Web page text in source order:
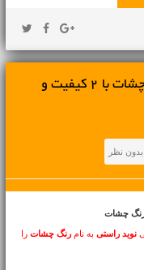
دانلود آهنگ جديد نوید راستی رنگ چشات با 2 کیفیت و
بدون نظر
رنگ چشات
نوید راستی به نامرنگ چشات را